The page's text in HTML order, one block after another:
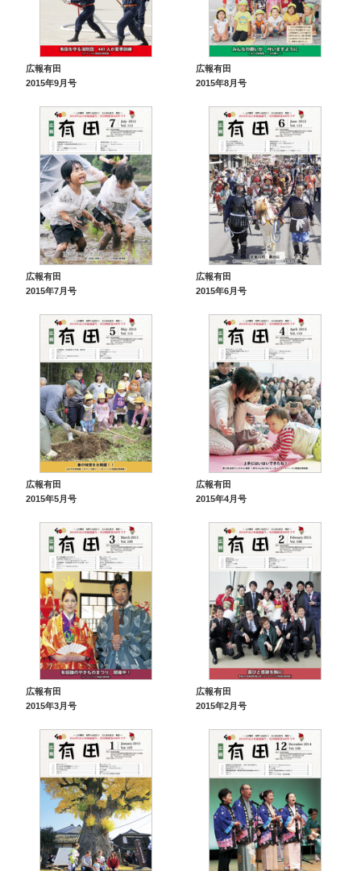
広報有田
2015年9月号
広報有田
2015年8月号
広報有田
2015年7月号
広報有田
2015年6月号
広報有田
2015年5月号
広報有田
2015年4月号
広報有田
2015年3月号
広報有田
2015年2月号